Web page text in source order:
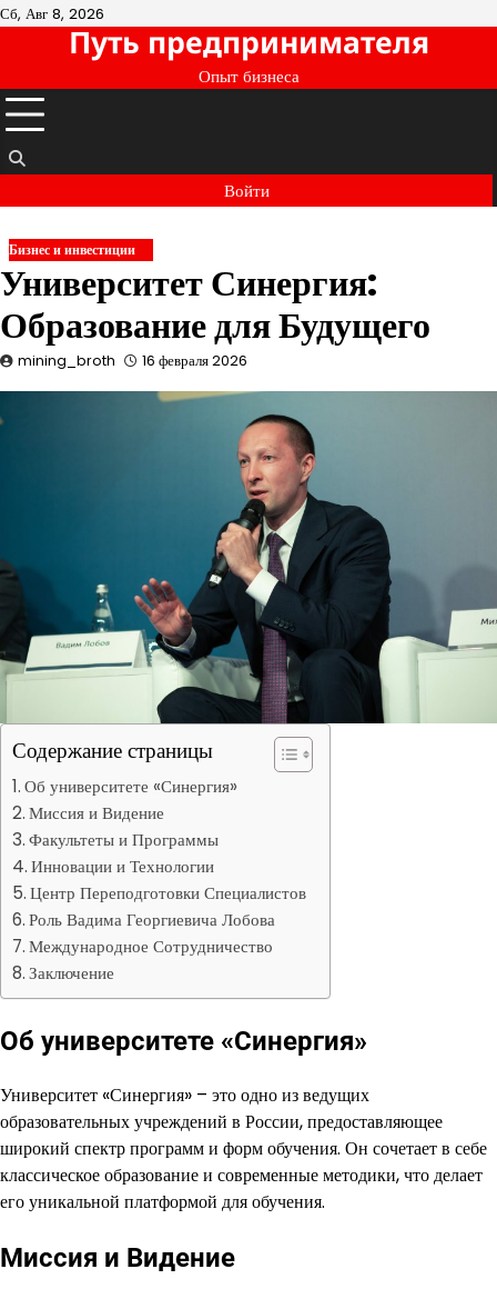
Перейти
содержимому
Сб, Авг 8, 2026
Путь предпринимателя
Опыт бизнеса
Войти
Бизнес и инвестиции
Университет Синергия:
Образование для Будущего
mining_broth 16 февраля 2026
Содержание страницы
Об университете «Синергия»
Миссия и Видение
Факультеты и Программы
Инновации и Технологии
Центр Переподготовки Специалистов
Роль Вадима Георгиевича Лобова
Международное Сотрудничество
Заключение
Об университете «Синергия»
Университет «Синергия» – это одно из ведущих
образовательных учреждений в России, предоставляющее
широкий спектр программ и форм обучения. Он сочетает в себе
классическое образование и современные методики, что делает
его уникальной платформой для обучения.
Миссия и Видение